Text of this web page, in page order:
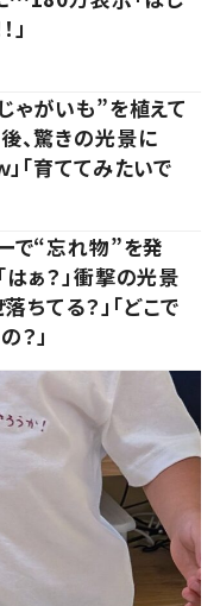
」
ゃがいも”を植えて
、驚きの光景に
」「育ててみたいで
で“忘れ物”を発
ぁ？」衝撃の光景
落ちてる？」「どこで
？」